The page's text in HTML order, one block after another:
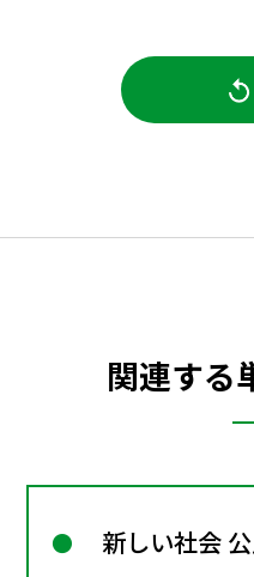
関連する
新しい社会